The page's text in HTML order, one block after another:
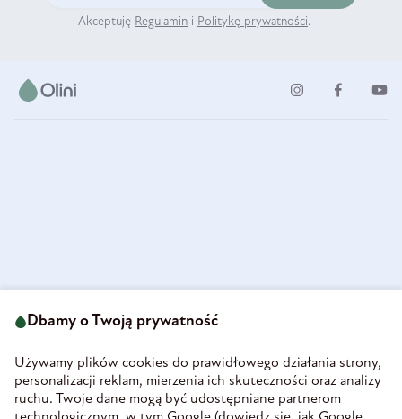
Akceptuję Regulamin i Politykę prywatności.
58-160 Świebodzice
REGON 890213034
INFORMACJE
Dbamy o Twoją prywatność
Używamy plików cookies do prawidłowego działania strony,
personalizacji reklam, mierzenia ich skuteczności oraz analizy
ruchu. Twoje dane mogą być udostępniane partnerom